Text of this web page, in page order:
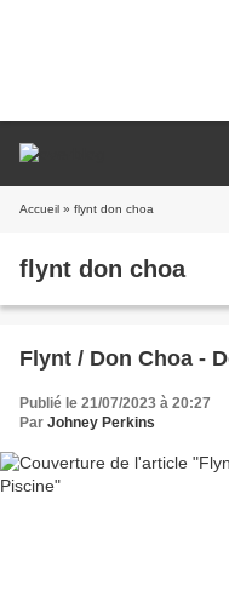
Accueil » flynt don choa
flynt don choa
Flynt / Don Choa -
Publié le 21/07/2023 à 20:27
Par Johney Perkins